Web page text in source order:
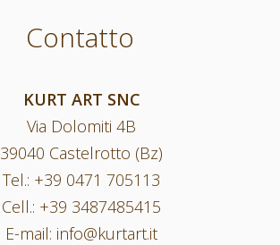
Contatto
KURT ART SNC
Via Dolomiti 4B
39040 Castelrotto (Bz)
Tel.: +39 0471 705113
Cell.: +39 3487485415
E-mail: info@kurtart.it